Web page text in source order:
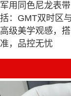
军用同色尼龙表
括：GMT双时区
高级美学观感，
准，品控无忧